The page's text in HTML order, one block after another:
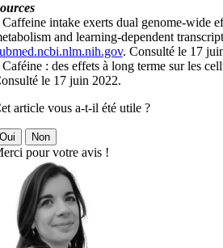
intake exerts dual genome-wide
and learning-dependent
. Consulté le 17
: des effets à long terme sur les
le 17 juin 2022.
article vous a-t-il été utile ?
Non
pour votre avis !